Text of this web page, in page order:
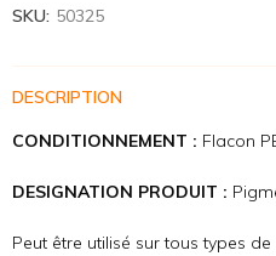
SKU: 50325
DESCRIPTION
CONDITIONNEMENT : Flacon
DESIGNATION PRODUIT :
Peut être utilisé sur tous types